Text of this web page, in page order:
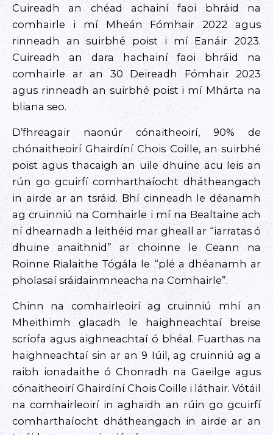
Cuireadh an chéad achainí faoi bhráid na
comhairle i mí Mheán Fómhair 2022 agus
rinneadh an suirbhé poist i mí Eanáir 2023.
Cuireadh an dara hachainí faoi bhráid na
comhairle ar an 30 Deireadh Fómhair 2023
agus rinneadh an suirbhé poist i mí Mhárta na
bliana seo.
D’fhreagair naonúr cónaitheoirí, 90% de
chónaitheoirí Ghairdíní Chois Coille, an suirbhé
poist agus thacaigh an uile dhuine acu leis an
rún go gcuirfí comharthaíocht dhátheangach
in airde ar an tsráid. Bhí cinneadh le déanamh
ag cruinniú na Comhairle i mí na Bealtaine ach
ní dhearnadh a leithéid mar gheall ar “iarratas ó
dhuine anaithnid” ar choinne le Ceann na
Roinne Rialaithe Tógála le “plé a dhéanamh ar
pholasaí sráidainmneacha na Comhairle”.
Chinn na comhairleoirí ag cruinniú mhí an
Mheithimh glacadh le haighneachtaí breise
scríofa agus aighneachtaí ó bhéal. Fuarthas na
haighneachtaí sin ar an 9 Iúil, ag cruinniú ag a
raibh ionadaithe ó Chonradh na Gaeilge agus
cónaitheoirí Ghairdíní Chois Coille i láthair. Vótáil
na comhairleoirí in aghaidh an rúin go gcuirfí
comharthaíocht dhátheangach in airde ar an